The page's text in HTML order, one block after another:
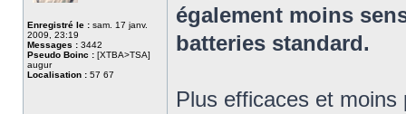
Enregistré le : sam. 17 janv.
2009, 23:19
Messages : 3442
Pseudo Boinc : [XTBA>TSA]
augur
Localisation : 57 67
également moins
batteries standard.
Plus efficaces et